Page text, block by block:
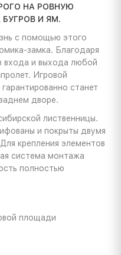
НА РОВНУЮ
И ЯМ.
с помощью этого
замка. Благодаря
входа и выхода любой
Игровой
гарантированно станет
дворе.
лиственницы.
и покрыты двумя
крепления элементов
система монтажа
полностью
площади